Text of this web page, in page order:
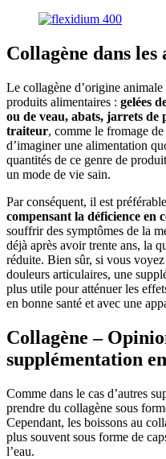
Collagène dans les
Le collagène d’origine
produits alimentaires : gelées
ou de veau, abats, jarrets
traiteur, comme le fromage
d’imaginer une alimentation
quantités de ce genre de
un mode de vie sain.
Par conséquent, il est
compensant la déficience en
souffrir des symptômes de la
déjà après avoir trente ans, la
réduite. Bien sûr, si vous
douleurs articulaires, une
plus utile pour atténuer les
en bonne santé et avec une
Collagène –
supplémentation
Comme dans le cas d’autres
prendre du collagène sous
Cependant, les boissons au
plus souvent sous forme de
l’eau.